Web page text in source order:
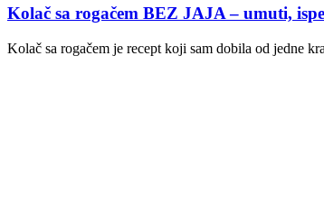
Kolač sa rogačem BEZ JAJA – umuti,
Kolač sa rogačem je recept koji sam dobila od jedne